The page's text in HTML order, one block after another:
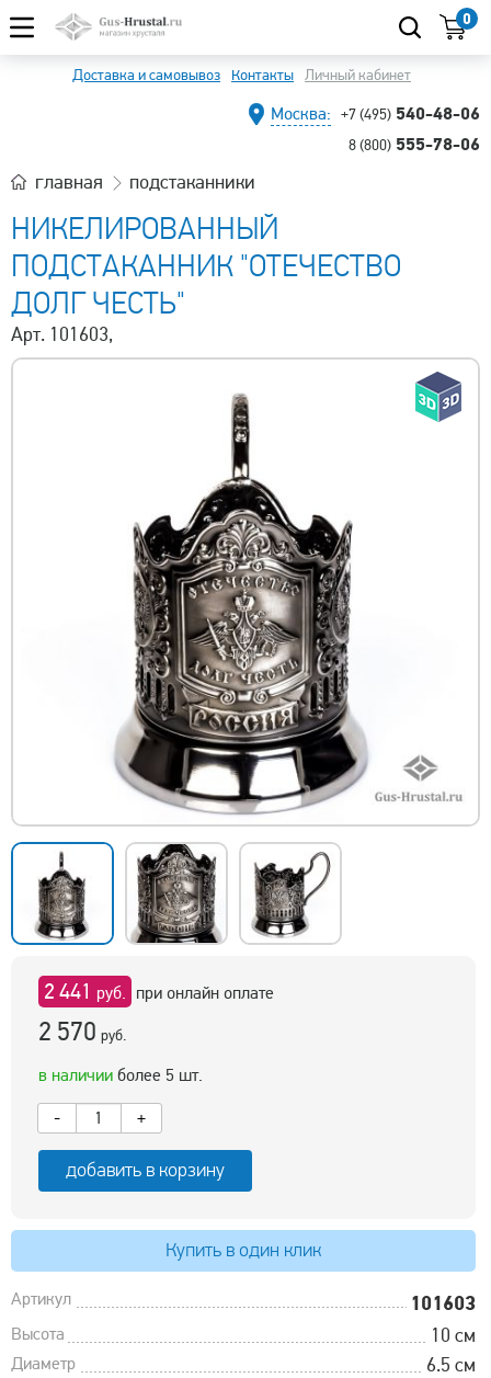
0
Доставка и самовывоз Контакты Личный кабинет
Москва: +7 (495) 540-48-06
8 (800) 555-78-06
главная подстаканники
НИКЕЛИРОВАННЫЙ
ПОДСТАКАННИК "ОТЕЧЕСТВО
ДОЛГ ЧЕСТЬ"
Арт. 101603,
2 441 руб. при онлайн оплате
2 570 руб.
в наличии более 5 шт.
-
+
добавить в корзину
Купить в один клик
Артикул 101603
Высота 10 см
Диаметр 6.5 см